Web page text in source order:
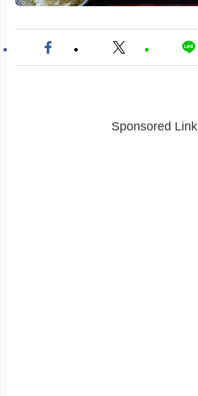
Sponsored Link